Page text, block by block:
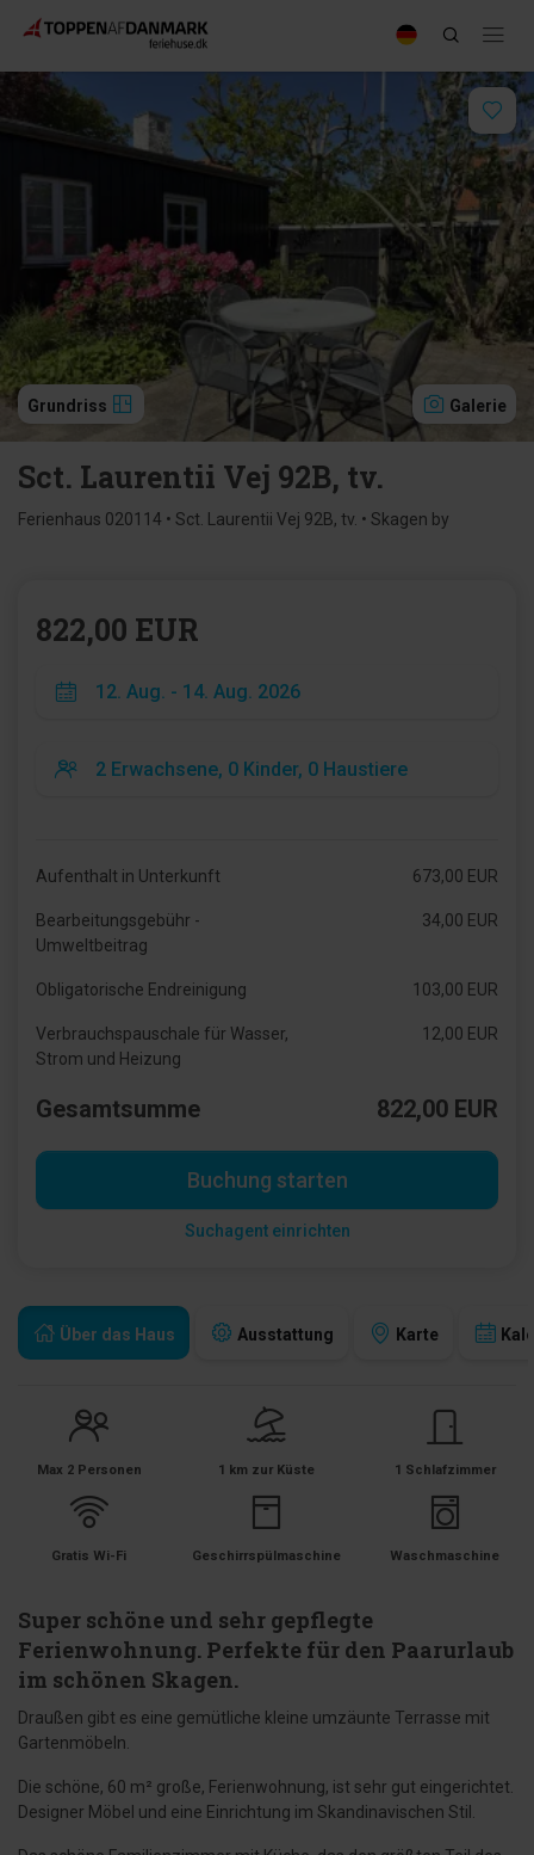
Grundriss Galerie
Sct. Laurentii Vej 92B, tv.
Ferienhaus 020114 • Sct. Laurentii Vej 92B, tv. • Skagen by
Über das Haus Ausstattung Karte
Max 2 Personen 1 km zur Küste 1 Schlafzimmer
Gratis Wi-Fi Geschirrspülmaschine Waschmaschine
Super schöne und sehr gepflegte
Ferienwohnung. Perfekte für den Paarurlaub
im schönen Skagen.
Draußen gibt es eine gemütliche kleine umzäunte Terrasse mit
Gartenmöbeln.
Die schöne, 60 m² große, Ferienwohnung, ist sehr gut eingerichtet.
Designer Möbel und eine Einrichtung im Skandinavischen Stil.
822,00 EUR
Aufenthalt in Unterkunft 673,00 EUR
Bearbeitungsgebühr -
Umweltbeitrag
34,00 EUR
Obligatorische Endreinigung 103,00 EUR
Verbrauchspauschale für Wasser,
Strom und Heizung
12,00 EUR
Gesamtsumme 822,00 EUR
Buchung starten
Suchagent einrichten